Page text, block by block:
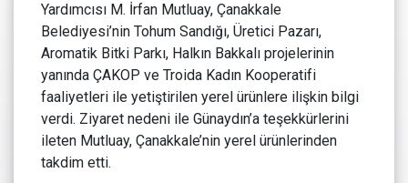
Yardımcısı M. İrfan Mutluay, Çanakkale
Belediyesi’nin Tohum Sandığı, Üretici Pazarı,
Aromatik Bitki Parkı, Halkın Bakkalı projelerinin
yanında ÇAKOP ve Troida Kadın Kooperatifi
faaliyetleri ile yetiştirilen yerel ürünlere ilişkin bilgi
verdi. Ziyaret nedeni ile Günaydın’a teşekkürlerini
ileten Mutluay, Çanakkale’nin yerel ürünlerinden
takdim etti.